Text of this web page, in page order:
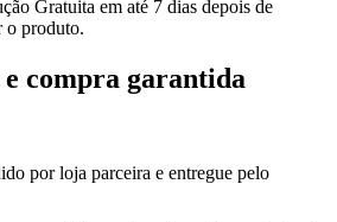
Gratuita em até 7 dias depois de
o produto.
compra garantida
por loja parceira e entregue pelo